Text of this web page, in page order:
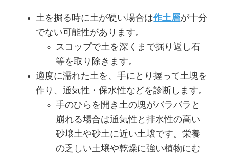
土を掘る時に土が硬い場合は作土層が十分
でない可能性があります。
スコップで土を深くまで掘り返し石
等を取り除きます。
適度に濡れた土を、手にとり握って土塊を
作り、通気性・保水性などを診断します。
手のひらを開き土の塊がバラバラと
崩れる場合は通気性と排水性の高い
砂壌土や砂土に近い土壌です。栄養
の乏しい土壌や乾燥に強い植物にむ